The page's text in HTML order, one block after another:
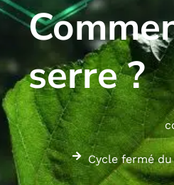
serre ?
Cycle fermé